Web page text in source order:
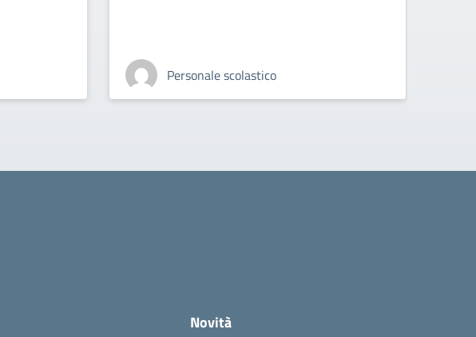
Personale scolastico
Novità